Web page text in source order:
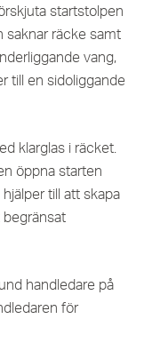
startstolpen
saknar räcke samt
vang,
till en sidoliggande
klarglas i räcket.
öppna starten
till att skapa
handledare på
för